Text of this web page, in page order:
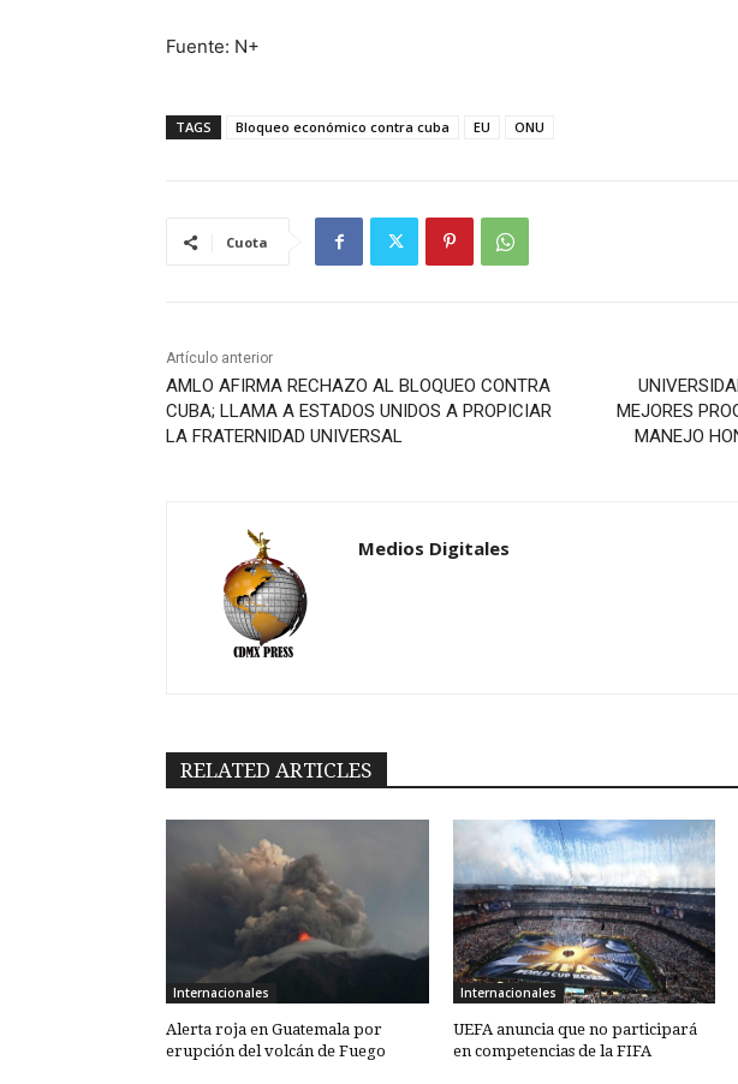
Fuente: N+
TAGS Bloqueo económico contra cuba EU ONU
Cuota
Artículo anterior
AMLO AFIRMA RECHAZO AL BLOQUEO CONTRA
CUBA; LLAMA A ESTADOS UNIDOS A PROPICIAR
LA FRATERNIDAD UNIVERSAL
MEJORES
MANEJO
Medios Digitales
RELATED ARTICLES
Internacionales
Alerta roja en Guatemala por
erupción del volcán de Fuego
Internacionales
UEFA anuncia que no participará
en competencias de la FIFA